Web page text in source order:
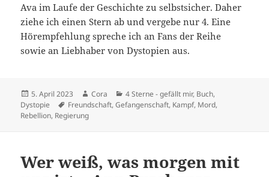
Ava im Laufe der Geschichte zu selbstsicher. Daher
ziehe ich einen Stern ab und vergebe nur 4. Eine
Hörempfehlung spreche ich an Fans der Reihe
sowie an Liebhaber von Dystopien aus.
Veröffentlicht
am
5. April 2023 Autor
Cora Kategorien
4 Sterne - gefällt mir, Buch,
Dystopie
Schlagwörter
Freundschaft,Gefangenschaft, Kampf, Mord,
Rebellion, Regierung
Wer weiß, was morgen mit